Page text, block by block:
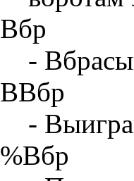
Вбр
-
ВВбр
-
%Вбр